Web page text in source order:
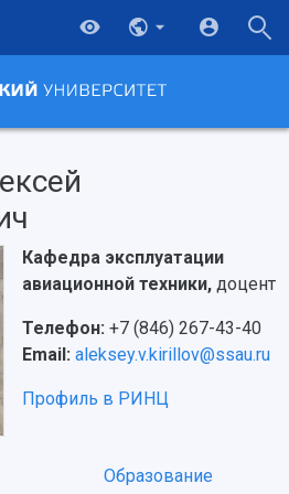
Кафедра эксплуатации
авиационной техники,доцент
Телефон: +7 (846) 267-43-40
Email: aleksey.v.kirillov@ssau.ru
Профиль в РИНЦ
Образование